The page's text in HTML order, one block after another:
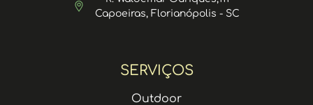
SERVIÇOS
Outdoor
Capoeiras, Florianópolis - SC